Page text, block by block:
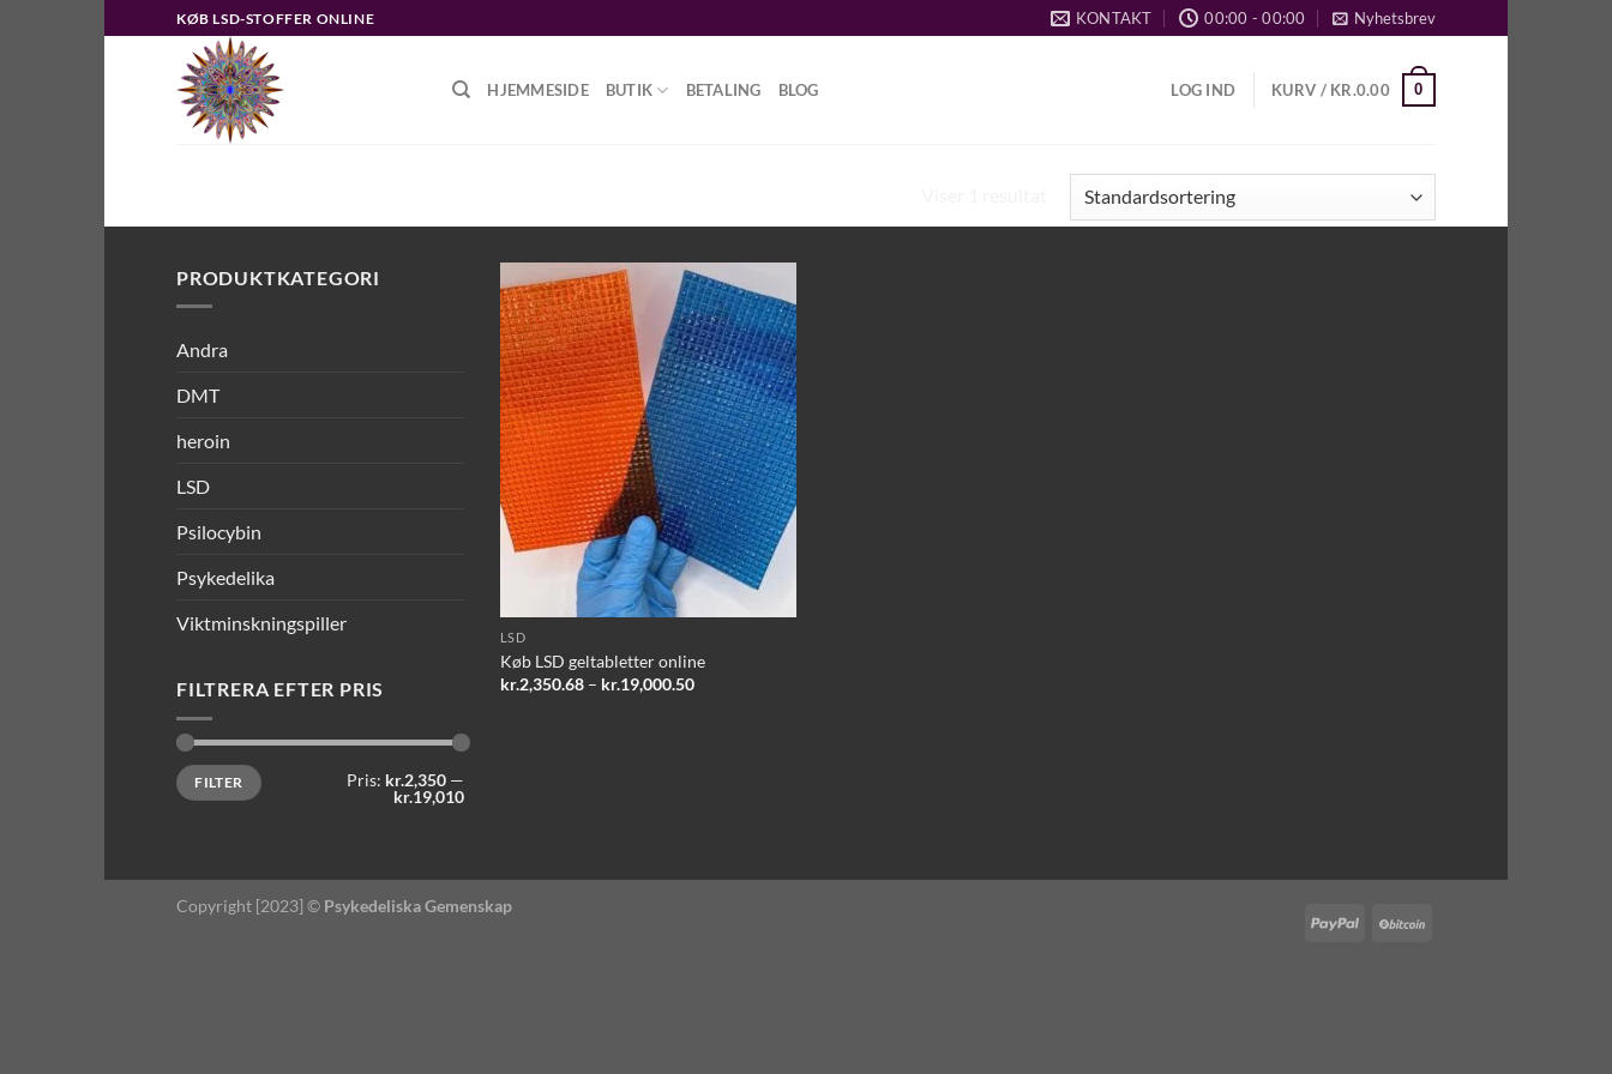
til
KØB LSD-STOFFER ONLINE KONTAKT 00:00 - 00:00 Nyhetsbrev
HJEMMESIDE BUTIK BETALING BLOG LOG IND KURV / KR.0.00 0
PRODUKTKATEGORI
Andra
DMT
heroin
LSD
Psilocybin
Psykedelika
Viktminskningspiller
FILTRERA EFTER PRIS
Mindste
pris
Højeste
prisFILTER Pris: kr.2,350 —
kr.19,010
Add to
wishlist
LSD
Køb LSD geltabletter online
kr.2,350.68 – kr.19,000.50Prisinterval:
Copyright [2023] © Psykedeliska Gemenskap